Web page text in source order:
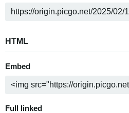
HTML
Embed
Full linked